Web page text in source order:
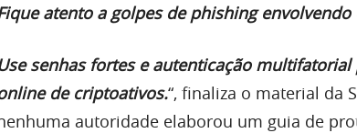
atento a golpes de phishing
senhas fortes e autenticação
de criptoativos.“, finaliza o material da
autoridade elaborou um guia de